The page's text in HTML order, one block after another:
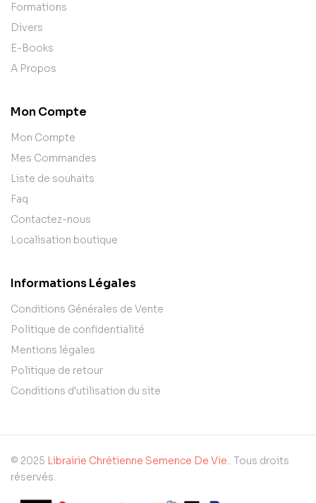
Formations
Divers
E-Books
A Propos
Mon Compte
Mon Compte
Mes Commandes
Liste de souhaits
Faq
Contactez-nous
Localisation boutique
Informations Légales
Conditions Générales de Vente
Politique de confidentialité
Mentions légales
Politique de retour
Conditions d'utilisation du site
© 2025 Librairie Chrétienne Semence De Vie.. Tous droits
réservés.